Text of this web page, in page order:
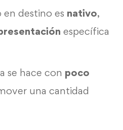
destino es nativo,
específica
se hace con poco
una cantidad